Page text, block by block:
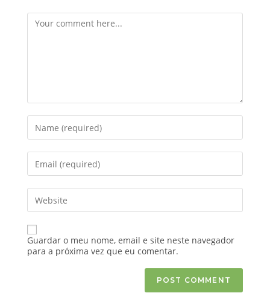
Guardar o meu nome, email e site neste navegador
para a próxima vez que eu comentar.